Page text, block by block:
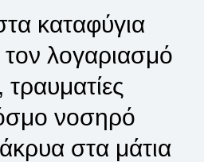
καταφύγια
λογαριασμό
νοσηρό
στα μάτια